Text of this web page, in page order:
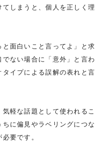
しまうと、個人を正しく理
面白いこと言ってよ」と求
ない場合に「意外」と言わ
イプによる誤解の表れと言
軽な話題として使われるこ
に偏見やラベリングにつな
要です。